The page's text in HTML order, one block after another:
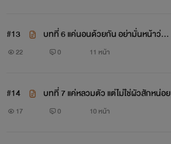
#13
บทที่ 6 แค่นอนด้วยกัน อย่ามั่นหน้าว่าเป็
นผัว
22 0 11 หน้า
#14 บทที่ 7 แค่หลวมตัว แต่ไม่ใช่ผัวสักหน่อย
17 0 10 หน้า